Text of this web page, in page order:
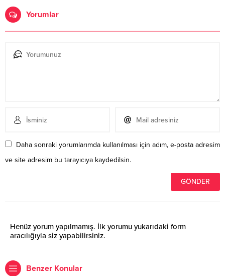
Yorumlar
Daha sonraki yorumlarımda kullanılması için adım, e-posta adresim
ve site adresim bu tarayıcıya kaydedilsin.
Henüz yorum yapılmamış. İlk yorumu yukarıdaki form
aracılığıyla siz yapabilirsiniz.
Benzer Konular